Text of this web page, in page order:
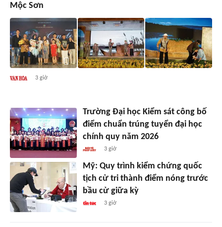
Mộc Sơn
3 giờ
Trường Đại học Kiểm sát công bố
điểm chuẩn trúng tuyển đại học
chính quy năm 2026
3 giờ
Mỹ: Quy trình kiểm chứng quốc
tịch cử tri thành điểm nóng trước
bầu cử giữa kỳ
3 giờ